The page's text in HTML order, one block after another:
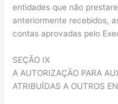
entidades que não
anteriormente recebidos,
contas aprovadas pelo
SEÇÃO IX
A AUTORIZAÇÃO PARA
ATRIBUÍDAS A OUTROS